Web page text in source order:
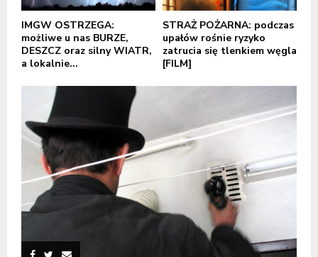
IMGW OSTRZEGA:
możliwe u nas BURZE,
DESZCZ oraz silny WIATR,
a lokalnie...
STRAŻ POŻARNA: podczas
upałów rośnie ryzyko
zatrucia się tlenkiem węgla
[FILM]